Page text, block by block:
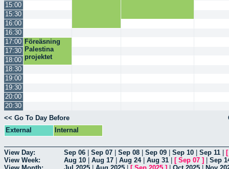
15:00
15:30
16:00
16:30
17:00 Föreäsning
Palestina
projektet
17:30
18:00
18:30
19:00
19:30
20:00
20:30
<< Go To Day Before
External
Internal
View Day: Sep 06 Sep 07 Sep 08 Sep 09 Sep 10 Sep 11
View Week:
Aug 10 Aug 17 Aug 24| Aug 31 [ Sep 07 ]
Sep